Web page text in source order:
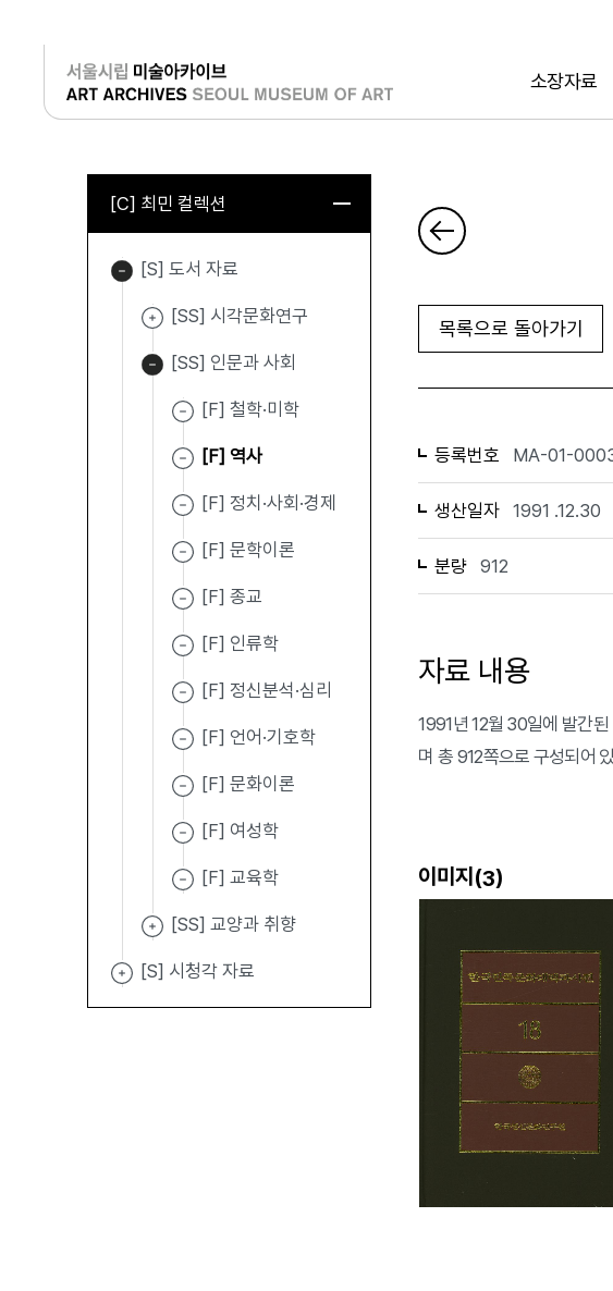
소장자료
로그인
[C] 최민 컬렉션
[S] 도서 자료
[SS] 시각문화연구
[SS] 인문과 사회
[F] 철학·미학
[F] 역사
[F] 정치·사회·경제
[F] 문학이론
[F] 종교
[F] 인류학
[F] 정신분석·심리
[F] 언어·기호학
[F] 문화이론
[F] 여성학
[F] 교육학
[SS] 교양과 취향
[S] 시청각 자료
목록으로 돌아가기
등록번호 MA-01-
생산일자 1991 .12.30
분량 912
자료 내용
1991년 12월 30일에 발간된
며 총 912쪽으로 구성되어
이미지(3)